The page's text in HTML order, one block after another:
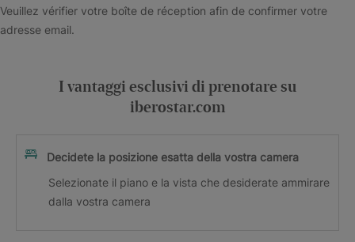
Veuillez vérifier votre boîte de réception afin de confirmer votre
adresse email.
I vantaggi esclusivi di prenotare su
iberostar.com
Decidete la posizione esatta della vostra camera
Selezionate il piano e la vista che desiderate ammirare
dalla vostra camera